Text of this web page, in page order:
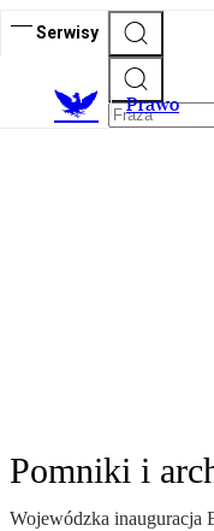
Serwisy
Prawo
Pomniki i
Wojewódzka inauguracja